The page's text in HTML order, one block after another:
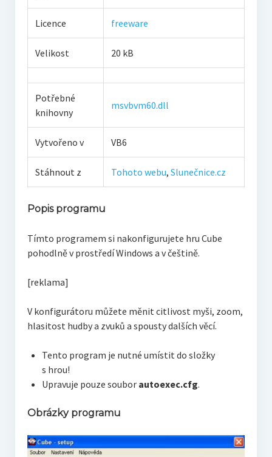
Licence freeware
Velikost 20 kB
Potřebné
knihovny
msvbvm60.dll
Vytvořeno v VB6
Stáhnout z Tohoto webu, Slunečnice.cz
Popis programu
Tímto programem si nakonfigurujete hru Cube
pohodlně v prostředí Windows a v češtině.
[reklama]
V konfigurátoru můžete měnit citlivost myši, zoom,
hlasitost hudby a zvuků a spousty dalších věcí.
Tento program je nutné umístit do složky
s hrou!
Upravuje pouze soubor autoexec.cfg.
Obrázky programu